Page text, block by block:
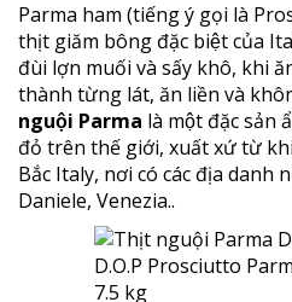
Parma ham (tiếng ý gọi là
thịt giăm bông đặc biệt của
đùi lợn muối và sấy khô, khi
thành từng lát, ăn liền và
nguội Parma là một đặc sản
đỏ trên thế giới, xuất xứ từ
Bắc Italy, nơi có các địa danh
Daniele, Venezia..